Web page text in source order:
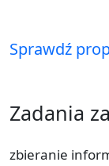
Sprawdź
Zadania
zbieranie